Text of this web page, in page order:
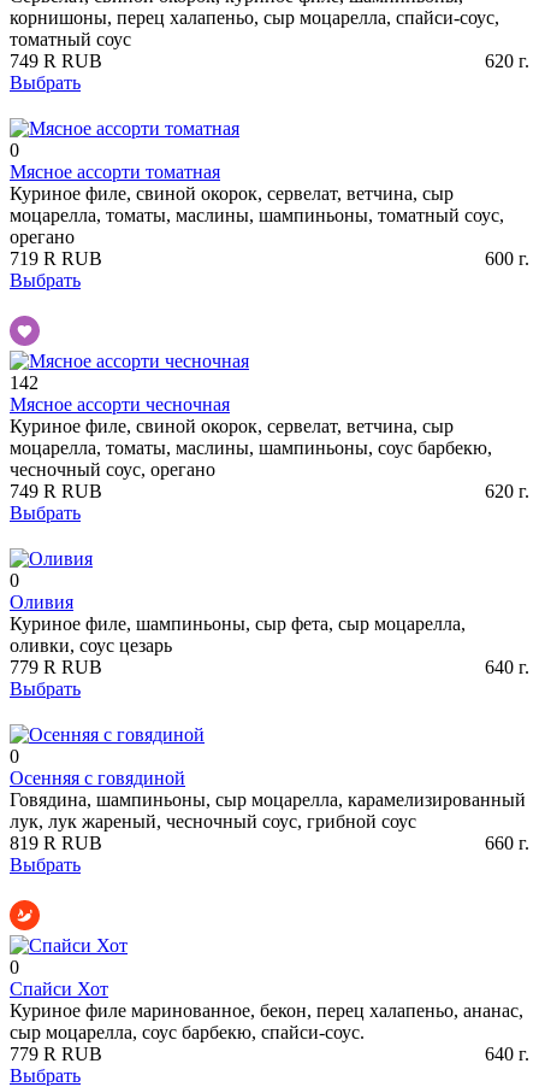
корнишоны, перец халапеньо, сыр моцарелла, спайси-соус,
томатный соус
749 R RUB 620 г.
Выбрать
0
Мясное ассорти томатная
Куриное филе, свиной окорок, сервелат, ветчина, сыр
моцарелла, томаты, маслины, шампиньоны, томатный соус,
орегано
719 R RUB 600 г.
Выбрать
142
Мясное ассорти чесночная
Куриное филе, свиной окорок, сервелат, ветчина, сыр
моцарелла, томаты, маслины, шампиньоны, соус барбекю,
чесночный соус, орегано
749 R RUB 620 г.
Выбрать
0
Оливия
Куриное филе, шампиньоны, сыр фета, сыр моцарелла,
оливки, соус цезарь
779 R RUB 640 г.
Выбрать
0
Осенняя с говядиной
Говядина, шампиньоны, сыр моцарелла, карамелизированный
лук, лук жареный, чесночный соус, грибной соус
819 R RUB 660 г.
Выбрать
0
Спайси Хот
Куриное филе маринованное, бекон, перец халапеньо, ананас,
сыр моцарелла, соус барбекю, спайси-соус.
779 R RUB 640 г.
Выбрать